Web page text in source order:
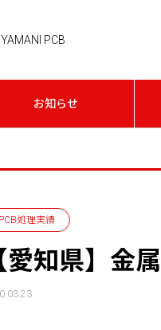
PCB
お知らせ
PCB処理実績
愛知県】金